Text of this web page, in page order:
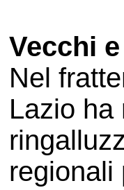
Vecchi
Nel
Lazio ha
regionali